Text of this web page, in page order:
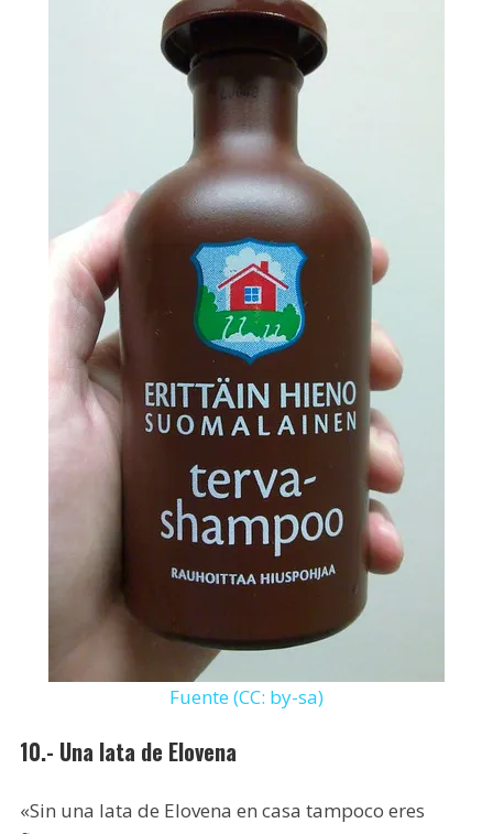
Fuente (CC: by-sa)
10.- Una lata de Elovena
«Sin una lata de Elovena en casa tampoco eres